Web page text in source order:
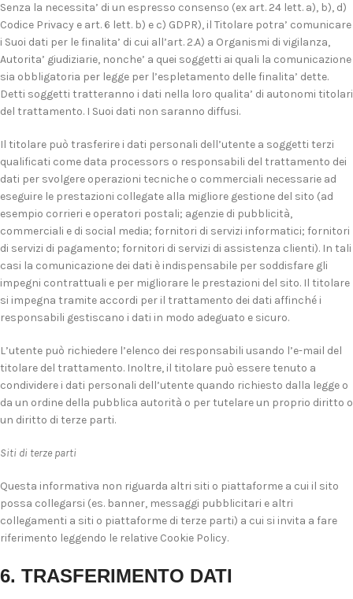
Senza la necessita’ di un espresso consenso (ex art. 24 lett. a), b), d)
Codice Privacy e art. 6 lett. b) e c) GDPR), il Titolare potra’ comunicare
i Suoi dati per le finalita’ di cui all’art. 2.A) a Organismi di vigilanza,
Autorita’ giudiziarie, nonche’ a quei soggetti ai quali la comunicazione
sia obbligatoria per legge per l’espletamento delle finalita’ dette.
Detti soggetti tratteranno i dati nella loro qualita’ di autonomi titolari
del trattamento. I Suoi dati non saranno diffusi.
Il titolare può trasferire i dati personali dell’utente a soggetti terzi
qualificati come data processors o responsabili del trattamento dei
dati per svolgere operazioni tecniche o commerciali necessarie ad
eseguire le prestazioni collegate alla migliore gestione del sito (ad
esempio corrieri e operatori postali; agenzie di pubblicità,
commerciali e di social media; fornitori di servizi informatici; fornitori
di servizi di pagamento; fornitori di servizi di assistenza clienti). In tali
casi la comunicazione dei dati è indispensabile per soddisfare gli
impegni contrattuali e per migliorare le prestazioni del sito. Il titolare
si impegna tramite accordi per il trattamento dei dati affinché i
responsabili gestiscano i dati in modo adeguato e sicuro.
L’utente può richiedere l’elenco dei responsabili usando l’e-mail del
titolare del trattamento. Inoltre, il titolare può essere tenuto a
condividere i dati personali dell’utente quando richiesto dalla legge o
da un ordine della pubblica autorità o per tutelare un proprio diritto o
un diritto di terze parti.
Siti di terze parti
Questa informativa non riguarda altri siti o piattaforme a cui il sito
possa collegarsi (es. banner, messaggi pubblicitari e altri
collegamenti a siti o piattaforme di terze parti) a cui si invita a fare
riferimento leggendo le relative Cookie Policy.
6. TRASFERIMENTO DATI